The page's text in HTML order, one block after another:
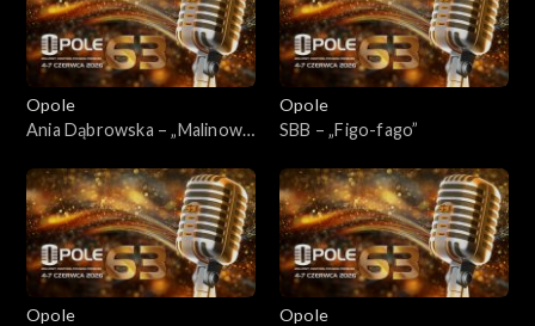
Opole
Ania Dąbrowska – „Malinowy
Opole
SBB – „Figo-fago”
Opole
Opole